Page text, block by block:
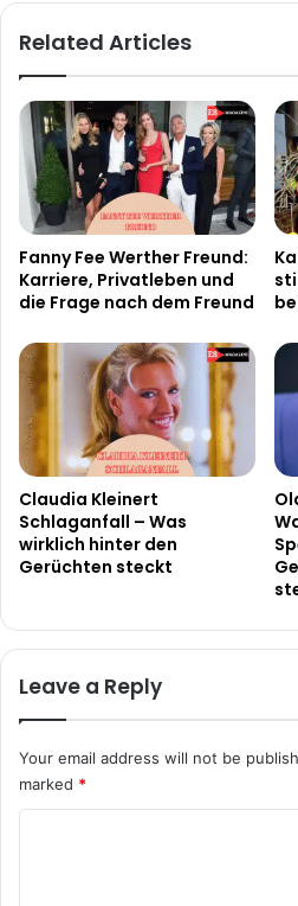
Related Articles
Fanny Fee Werther Freund:
Karriere, Privatleben und
die Frage nach dem Freund
Claudia Kleinert
Schlaganfall – Was
wirklich hinter den
Gerüchten steckt
Leave a Reply
Your email address will not be
marked *